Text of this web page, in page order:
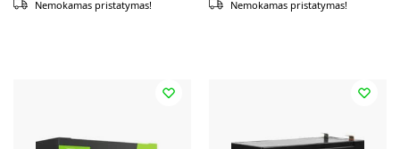
Nemokamas pristatymas! Nemokamas pristatymas!